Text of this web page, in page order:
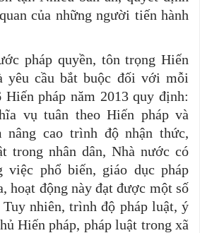
của những người tiến hành
pháp quyền, tôn trọng Hiến
yêu cầu bắt buộc đối với mỗi
pháp năm 2013 quy định:
vụ tuân theo Hiến pháp và
nâng cao trình độ nhận thức,
trong nhân dân, Nhà nước có
việc phổ biến, giáo dục pháp
hoạt động này đạt được một số
nhiên, trình độ pháp luật, ý
Hiến pháp, pháp luật trong xã